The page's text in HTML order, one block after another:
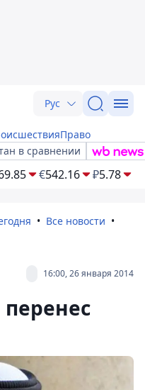
Рус
Право
в сравнении
€542.16 ₽5.78
Все новости
16:00, 26 января 2014